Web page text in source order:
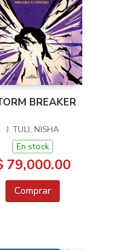
BREAKER
J. TULI, NISHA
En stock
79,000.00
Comprar